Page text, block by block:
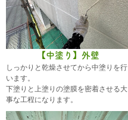
【中塗り】外壁
しっかりと乾燥させてから中塗りを行
います。
下塗りと上塗りの塗膜を密着させる大
事な工程になります。